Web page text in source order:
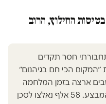
החילוץ, הרוב
חסר תקדים
הכי חם בגיהנום״
ארצה בזמן המלחמה
עם איראן לא הגיעו במסגרת המבצע. 58 אלף נאלצו לסכן